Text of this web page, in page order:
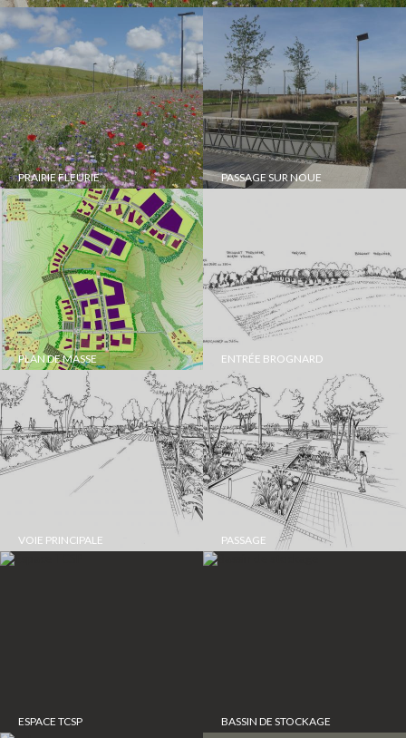
PRAIRIE FLEURIE PASSAGE SUR NOUE
PLAN DE MASSE ENTRÉE BROGNARD
VOIE PRINCIPALE PASSAGE
ESPACE TCSP BASSIN DE STOCKAGE